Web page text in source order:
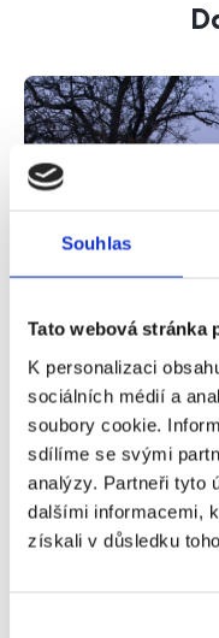
Souhlas
Tato webová stránka
K personalizaci
sociálních médií a
soubory cookie.
sdílíme se svými
analýzy. Partneři tyto
dalšími informacemi,
získali v důsledku
zkomplikují
Nový stavební
přes čtyři roky a
roku 2023, se bude s
upravovat nebo
konkrétní podobu